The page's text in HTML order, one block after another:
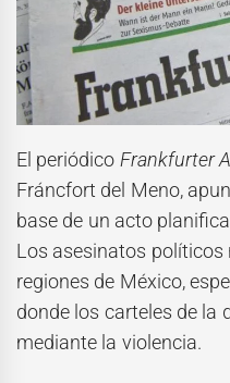
El periódico Frankfurter
Fráncfort del Meno,
base de un acto
Los asesinatos políticos
regiones de México,
donde los carteles de la
mediante la violencia.